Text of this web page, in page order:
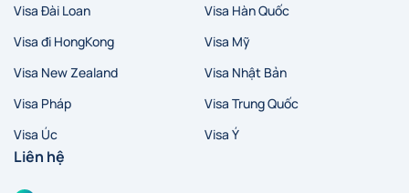
Visa Đài Loan
Visa Hàn Quốc
Visa đi HongKong
Visa Mỹ
Visa New Zealand
Visa Nhật Bản
Visa Pháp
Visa Trung Quốc
Visa Úc
Visa Ý
Liên hệ